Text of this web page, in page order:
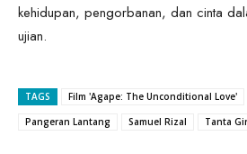
kehidupan, pengorbanan, dan cinta
ujian.
TAGS Film 'Agape: The Unconditional Love'
Pangeran Lantang
Samuel Rizal Tanta